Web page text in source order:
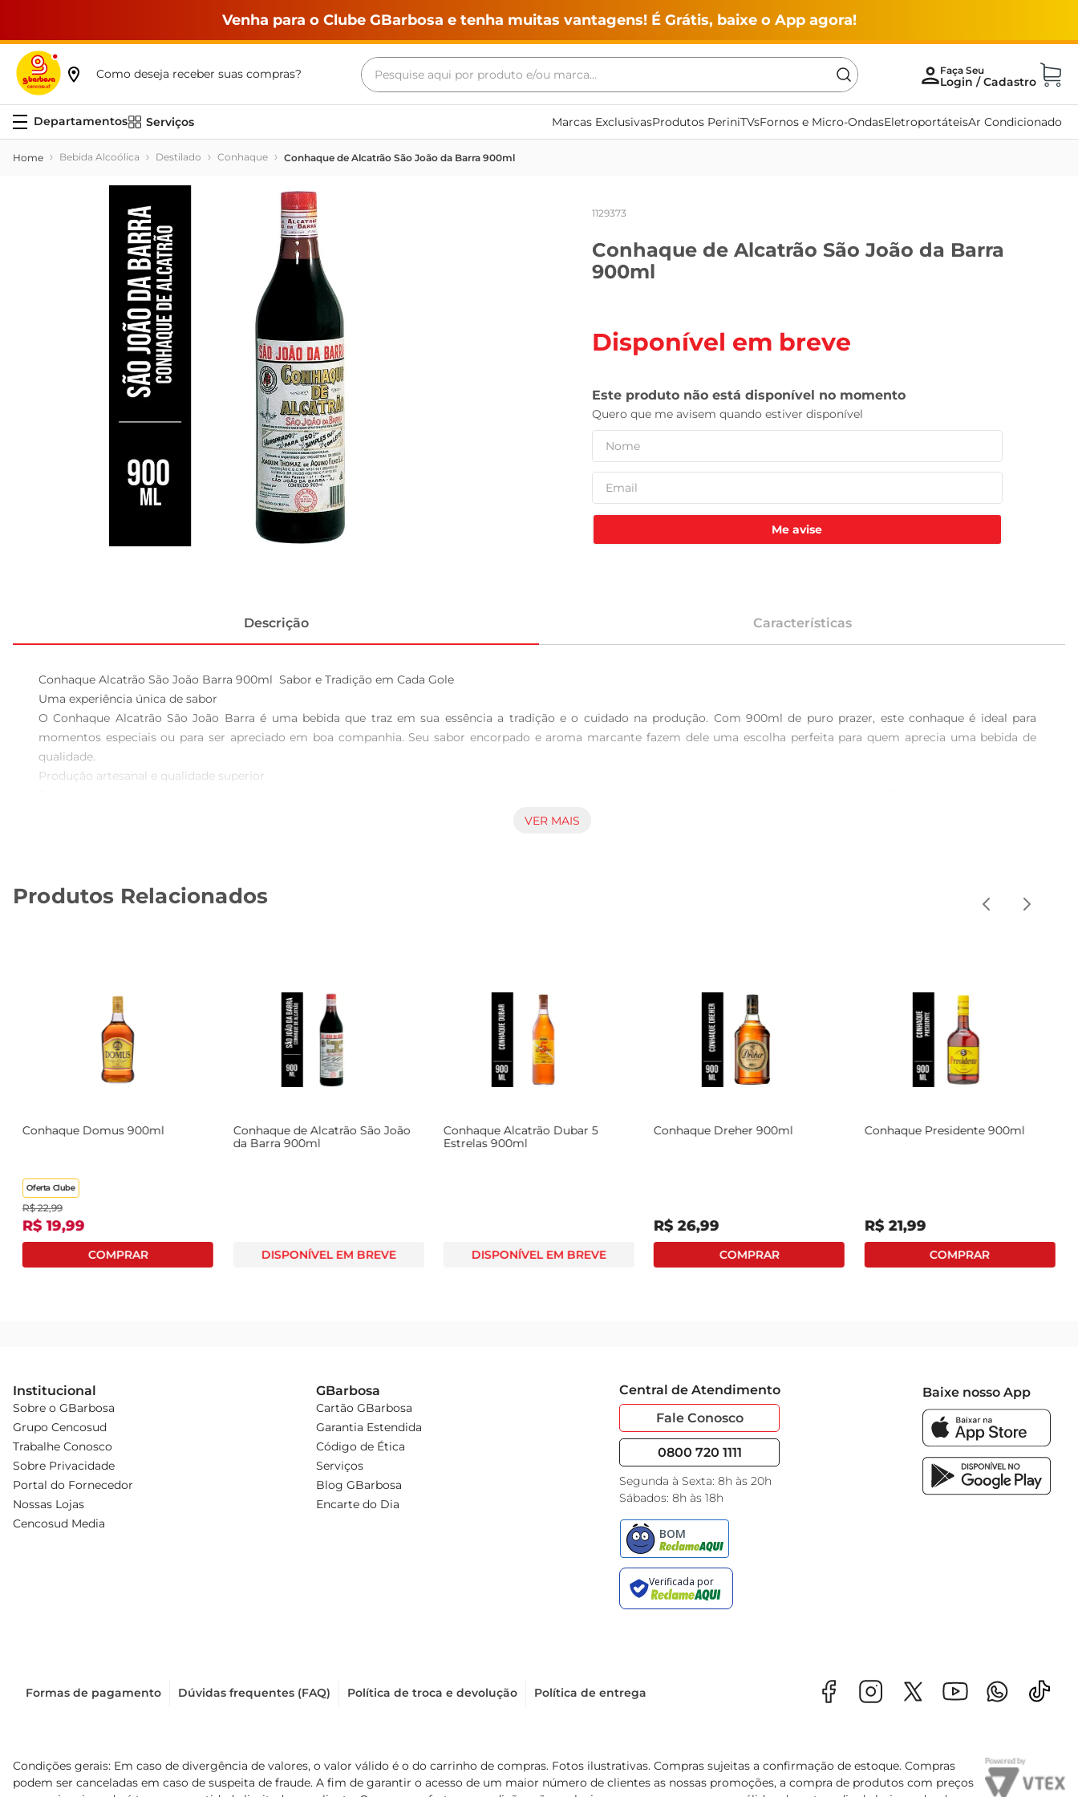
Venha para o Clube GBarbosa e tenha muitas vantagens! É Grátis, baixe o App agora!
Como deseja receber suas compras?
Pesquise aqui por produto e/ou marca...
Serviços Marcas ExclusivasProdutos PeriniTVsFornos e Micro-OndasEletroportáteisAr Condicionado
Bebida Alcoólica Destilado Conhaque Conhaque de Alcatrão São João da Barra 900ml
1129373
Conhaque de Alcatrão São João da Barra
900ml
Disponível em breve
Me avise
Descrição Características
Conhaque Alcatrão São João Barra 900ml  Sabor e Tradição em Cada Gole
Uma experiência única de sabor
O Conhaque Alcatrão São João Barra é uma bebida que traz em sua essência a tradição e o cuidado na produção. Com 900ml de puro prazer, este conhaque é ideal para
momentos especiais ou para ser apreciado em boa companhia. Seu sabor encorpado e aroma marcante fazem dele uma escolha perfeita para quem aprecia uma bebida de
qualidade.
Produção artesanal e qualidade superior
a qualidade e a autenticidade, garantindo que cada gole seja uma verdadeira viagem pelos sabores do Brasil. A seleção rigorosa das uvas eo envelhecimento em barris de
combinações, tornandose uma excelente opção para quem gosta de experimentar novas receitas de drinks. Além disso, é uma ótima escolha para acompanhar sobremesas,
Informações técnicas
O Conhaque Alcatrão São João Barra possui 900ml e é ideal para ser armazenado em local fresco e seco. Aprecie com moderação e descubra a riqueza de sabores que esta
bebida tem a oferecer. Com um equilíbrio perfeito entre doçura e intensidade, ele sedestaca como uma das melhores opções no mercado brasileiro.
Aprecie a tradição e o sabor do Conhaque Alcatrão São João Barra e transforme seus momentos em experiências memoráveis.
VER MAIS
Produtos Relacionados
Conhaque Domus 900ml
Oferta Clube
R$ 22,99
R$ 19,99
Conhaque de Alcatrão São João
da Barra 900ml
DISPONÍVEL EM BREVE
Conhaque Alcatrão Dubar 5
Estrelas 900ml
DISPONÍVEL EM BREVE
Conhaque Dreher 900ml
R$ 26,99
Conhaque Presidente 900ml
R$ 21,99
Institucional
Sobre o GBarbosa
Grupo Cencosud
Trabalhe Conosco
Sobre Privacidade
Portal do Fornecedor
Nossas Lojas
Cencosud Media
GBarbosa
Cartão GBarbosa
Garantia Estendida
Código de Ética
Serviços
Blog GBarbosa
Encarte do Dia
Central de Atendimento
Fale Conosco
0800 720 1111
Segunda à Sexta: 8h às 20h
Sábados: 8h às 18h
Baixe nosso App
Formas de pagamento Dúvidas frequentes (FAQ) Política de troca e devolução Política de entrega
Condições gerais: Em caso de divergência de valores, o valor válido é o do carrinho de compras. Fotos ilustrativas. Compras sujeitas a confirmação de estoque. Compras
podem ser canceladas em caso de suspeita de fraude. A fim de garantir o acesso de um maior número de clientes as nossas promoções, a compra de produtos com preços
Termos mais buscados
maquina lavar